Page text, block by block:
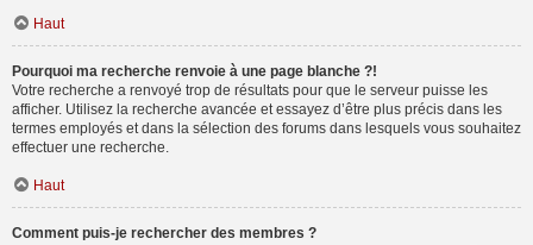
Haut
Pourquoi ma recherche renvoie à une page blanche ?!
Votre recherche a renvoyé trop de résultats pour que le serveur puisse les
afficher. Utilisez la recherche avancée et essayez d’être plus précis dans les
termes employés et dans la sélection des forums dans lesquels vous souhaitez
effectuer une recherche.
Haut
Comment puis-je rechercher des membres ?